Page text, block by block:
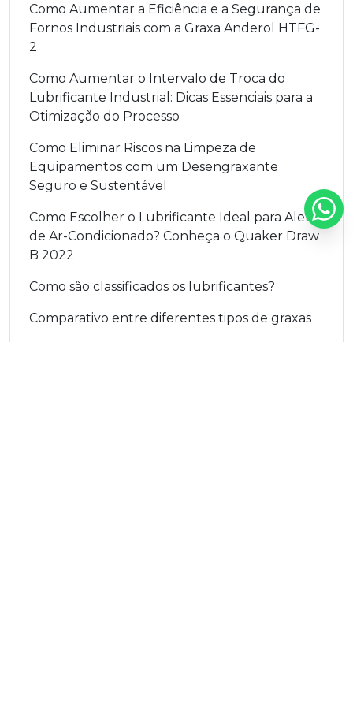
Como Aumentar a Eficiência e a Segurança de
Fornos Industriais com a Graxa Anderol HTFG-
2
Como Aumentar o Intervalo de Troca do
Lubrificante Industrial: Dicas Essenciais para a
Otimização do Processo
Como Eliminar Riscos na Limpeza de
Equipamentos com um Desengraxante
Seguro e Sustentável
Como Escolher o Lubrificante Ideal para Aletas
de Ar-Condicionado? Conheça o Quaker Draw
B 2022
Como são classificados os lubrificantes?
Comparativo entre diferentes tipos de graxas